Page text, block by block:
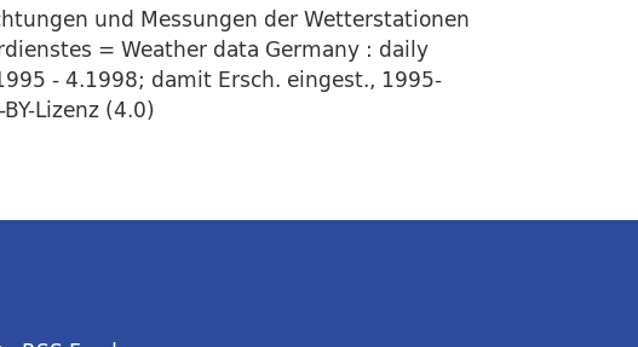
und Messungen der Wetterstationen
= Weather data Germany : daily
- 4.1998; damit Ersch. eingest., 1995-
Lizenz (4.0)